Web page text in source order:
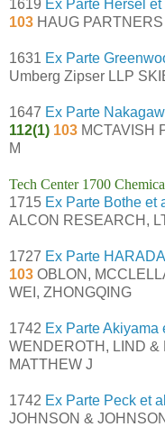
1619 Ex Parte Hersel et
103 HAUG
1631 Ex Parte
Umberg Zipser LLP
1647 Ex Parte
112(1) 103 MCTAVISH
M
Tech Center 1700
1715 Ex Parte Bothe et
ALCON RESEARCH,
1727 Ex Parte HARADA
103 OBLON,
WEI, ZHONGQING
1742 Ex Parte Akiyama
WENDEROTH, LIND &
MATTHEW J
1742 Ex Parte Peck et al
JOHNSON &